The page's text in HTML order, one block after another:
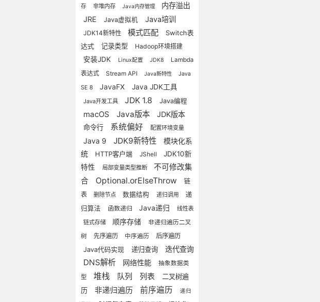
存 非堆内存 Java内存管理
内存溢出
JRE
Java虚拟机 Java培训
JDK14新特性 模式匹配
Switch表
达式
记录类型 Hadoop环境搭建
安装JDK Linux配置 JDK8
Lambda
表达式
Stream API Java新特性
Java
SE 8
JavaFX Java JDK工具
Java开发工具 JDK 1.8 Java编程
macOS Java版本 JDK版本
命令行 系统偏好 配置环境变量
Java 9 JDK9新特性
模块化系
统
HTTP客户端 JShell
JDK10新
特性
局部变量类型推断
不可修改集
合
Optional.orElseThrow
链
表
删除节点 数据结构 递归调用
递
归算法
函数递归 Java递归
线性表
链式存储
顺序存储
非递归遍历二叉
树
先序遍历 中序遍历
后序遍历
Java代码实现
递归查询 迭代查询
DNS解析 网络性能
抽象数据类
型
堆栈 队列 列表
二叉树遍
历
非递归遍历 前序遍历 递归